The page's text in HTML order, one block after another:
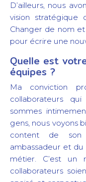
D’ailleurs, nous
vision stratégique
Changer de nom
pour écrire une
Quelle est
équipes ?
Ma conviction
collaborateurs
sommes
gens, nous voyons
content de son
ambassadeur et
métier. C’est
collaborateurs